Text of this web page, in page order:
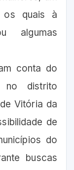
os quais à
algumas
conta do
no distrito
Vitória da
de
do
buscas